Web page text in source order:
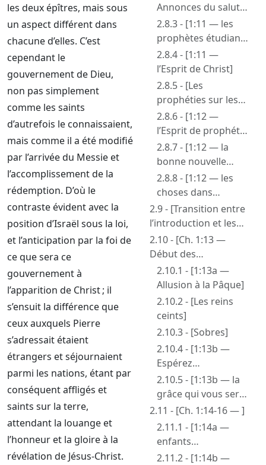
les deux épîtres, mais sous
un aspect différent dans
chacune d’elles. C’est
cependant le
gouvernement de Dieu,
non pas simplement
comme les saints
d’autrefois le connaissaient,
mais comme il a été modifié
par l’arrivée du Messie et
l’accomplissement de la
rédemption. D’où le
contraste évident avec la
position d’Israël sous la loi,
et l’anticipation par la foi de
ce que sera ce
gouvernement à
l’apparition de Christ ; il
s’ensuit la différence que
ceux auxquels Pierre
s’adressait étaient
étrangers et séjournaient
parmi les nations, étant par
conséquent affligés et
saints sur la terre,
attendant la louange et
l’honneur et la gloire à la
révélation de Jésus-Christ.
Annonces du salut
par les prophètes]
2.8.3 - [1:11 — les
prophètes étudiant
leurs prophéties]
2.8.4 - [1:11 —
l’Esprit de Christ]
2.8.5 - [Les
prophéties sur les
souffrances de
Christ et les gloires
qui suivraient]
2.8.6 - [1:12 —
l’Esprit de prophétie
— autrefois et dans
le futur]
2.8.7 - [1:12 — la
bonne nouvelle
annoncée par
l’Esprit envoyé du
ciel]
2.8.8 - [1:12 — les
choses dans
lesquelles les anges
désirent regarder
de près]
2.9 - [Transition entre
l’introduction et les
exhortations]
2.10 - [Ch. 1:13 —
Début des
exhortations]
2.10.1 - [1:13a —
Allusion à la Pâque]
2.10.2 - [Les reins
ceints]
2.10.3 - [Sobres]
2.10.4 - [1:13b —
Espérez
parfaitement]
2.10.5 - [1:13b — la
grâce qui vous sera
apportée à la
révélation de Jésus
Christ]
2.11 - [Ch. 1:14-16 — ]
2.11.1 - [1:14a —
enfants
d’obéissance]
2.11.2 - [1:14b —